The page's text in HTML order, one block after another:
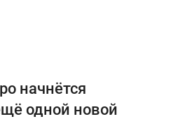
начнётся
одной новой